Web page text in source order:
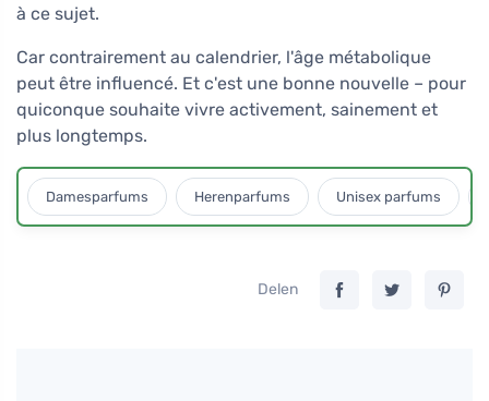
à ce sujet.
Car contrairement au calendrier, l'âge métabolique
peut être influencé. Et c'est une bonne nouvelle – pour
quiconque souhaite vivre activement, sainement et
plus longtemps.
Damesparfums Herenparfums Unisex parfums
Delen